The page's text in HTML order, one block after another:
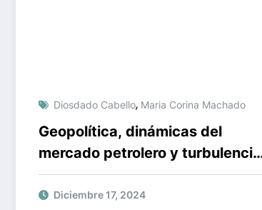
Diosdado Cabello, Maria Corina Machado
Geopolítica, dinámicas del
mercado petrolero y turbulencia
para Venezuela
Diciembre 17, 2024